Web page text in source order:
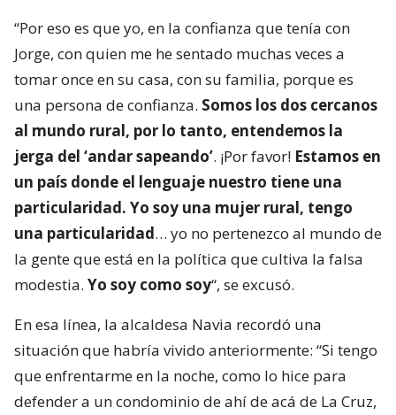
“Por eso es que yo, en la confianza que tenía con
Jorge, con quien me he sentado muchas veces a
tomar once en su casa, con su familia, porque es
una persona de confianza. Somos los dos cercanos
al mundo rural, por lo tanto, entendemos la
jerga del ‘andar sapeando’. ¡Por favor! Estamos en
un país donde el lenguaje nuestro tiene una
particularidad. Yo soy una mujer rural, tengo
una particularidad… yo no pertenezco al mundo de
la gente que está en la política que cultiva la falsa
modestia. Yo soy como soy“, se excusó.
En esa línea, la alcaldesa Navia recordó una
situación que habría vivido anteriormente: “Si tengo
que enfrentarme en la noche, como lo hice para
defender a un condominio de ahí de acá de La Cruz,